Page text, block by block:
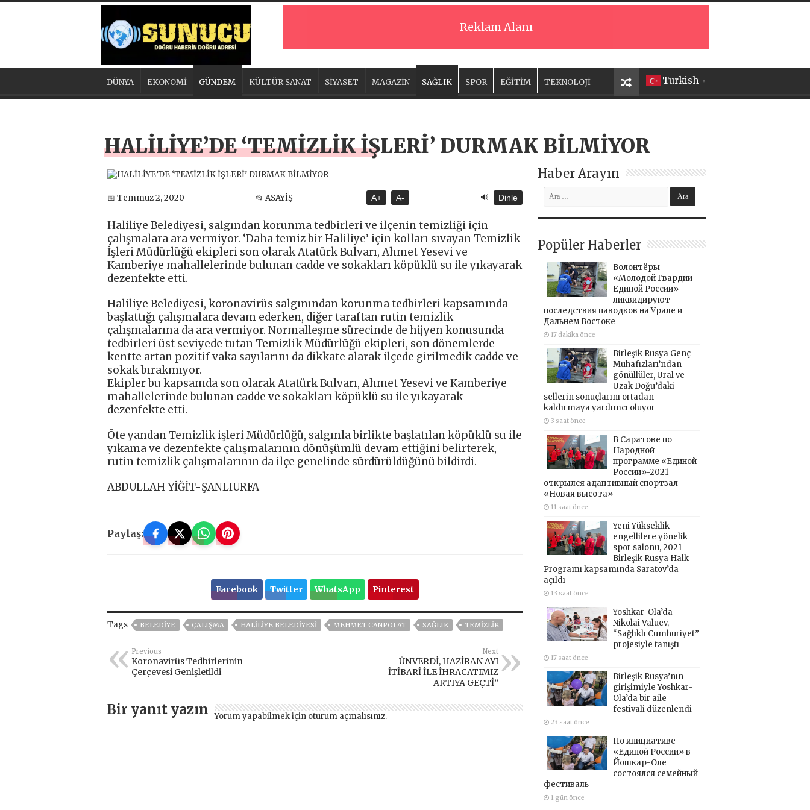
Reklam Alanı
Turkish ▼
DÜNYA EKONOMİ GÜNDEM KÜLTÜR SANAT SİYASET MAGAZİN SAĞLIK SPOR EĞİTİM TEKNOLOJİ
HALİLİYE’DE ‘TEMİZLİK İŞLERİ’ DURMAK BİLMİYOR
📅 Temmuz 2, 2020 📂 ASAYİŞ A+ A- 🔊 Dinle
Haliliye Belediyesi, salgından korunma tedbirleri ve ilçenin temizliği için
çalışmalara ara vermiyor. ‘Daha temiz bir Haliliye’ için kolları sıvayan Temizlik
İşleri Müdürlüğü ekipleri son olarak Atatürk Bulvarı, Ahmet Yesevi ve
Kamberiye mahallelerinde bulunan cadde ve sokakları köpüklü su ile yıkayarak
dezenfekte etti.
Haliliye Belediyesi, koronavirüs salgınından korunma tedbirleri kapsamında
başlattığı çalışmalara devam ederken, diğer taraftan rutin temizlik
çalışmalarına da ara vermiyor. Normalleşme sürecinde de hijyen konusunda
tedbirleri üst seviyede tutan Temizlik Müdürlüğü ekipleri, son dönemlerde
kentte artan pozitif vaka sayılarını da dikkate alarak ilçede girilmedik cadde ve
sokak bırakmıyor.
Ekipler bu kapsamda son olarak Atatürk Bulvarı, Ahmet Yesevi ve Kamberiye
mahallelerinde bulunan cadde ve sokakları köpüklü su ile yıkayarak
dezenfekte etti.
Öte yandan Temizlik işleri Müdürlüğü, salgınla birlikte başlatılan köpüklü su ile
yıkama ve dezenfekte çalışmalarının dönüşümlü devam ettiğini belirterek,
rutin temizlik çalışmalarının da ilçe genelinde sürdürüldüğünü bildirdi.
ABDULLAH YİĞİT-ŞANLIURFA
Paylaş:
Facebook Twitter WhatsApp Pinterest
Tags BELEDİYE ÇALIŞMA HALİLİYE BELEDİYESİ MEHMET CANPOLAT SAĞLIK TEMIZLIK
Previous
Koronavirüs Tedbirlerinin
Çerçevesi Genişletildi
Next
ÜNVERDİ, HAZİRAN AYI
İTİBARİ İLE İHRACATIMIZ
ARTIYA GEÇTİ”
Bir yanıt yazın Yorum yapabilmek için oturum açmalısınız.
Haber Arayın
Popüler Haberler
Волонтёры
«Молодой Гвардии
Единой России»
ликвидируют
последствия паводков на Урале и
Дальнем Востоке
17 dakika önce
Birleşik Rusya Genç
Muhafızları’ndan
gönüllüler, Ural ve
Uzak Doğu’daki
sellerin sonuçlarını ortadan
kaldırmaya yardımcı oluyor
3 saat önce
В Саратове по
Народной
программе «Единой
России»-2021
открылся адаптивный спортзал
«Новая высота»
11 saat önce
Yeni Yükseklik
engellilere yönelik
spor salonu, 2021
Birleşik Rusya Halk
Programı kapsamında Saratov’da
açıldı
13 saat önce
Yoshkar-Ola’da
Nikolai Valuev,
“Sağlıklı Cumhuriyet”
projesiyle tanıştı
17 saat önce
Birleşik Rusya’nın
girişimiyle Yoshkar-
Ola’da bir aile
festivali düzenlendi
23 saat önce
По инициативе
«Единой России» в
Йошкар-Оле
состоялся семейный
фестиваль
1 gün önce